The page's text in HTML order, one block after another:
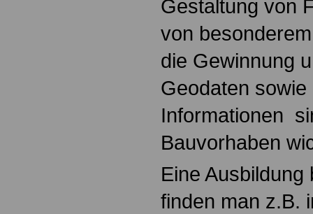
Gestaltung von
von
die Gewinnung
Geodaten sowie
Informationen
Bauvorhaben
Eine
finden man z.B.